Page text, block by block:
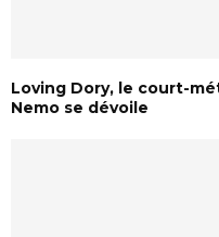
Loving Dory, le court-
Nemo se dévoile